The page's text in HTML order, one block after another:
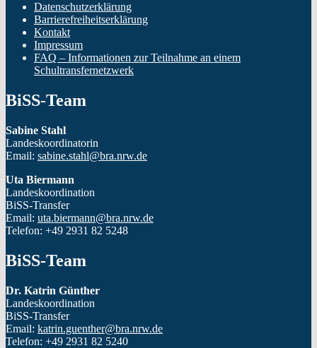
Datenschutzerklärung
Barrierefreiheitserklärung
Kontakt
Impressum
FAQ – Informationen zur Teilnahme an einem
Schultransfernetzwerk
BiSS-Team
Sabine Stahl
Landeskoordinatorin
Email: sabine.stahl@bra.nrw.de
Uta Biermann
Landeskoordination
BiSS-Transfer
Email: uta.biermann@bra.nrw.de
Telefon: +49 2931 82 5248
BiSS-Team
Dr. Katrin Günther
Landeskoordination
BiSS-Transfer
Email: katrin.guenther@bra.nrw.de
Telefon: +49 2931 82 5240